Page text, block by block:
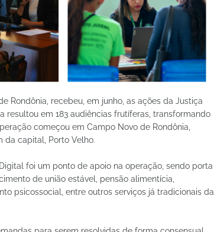
Rondônia, recebeu, em junho, as ações da Justiça
resultou em 183 audiências frutíferas, transformando
começou em Campo Novo de Rondônia,
da capital, Porto Velho.
foi um ponto de apoio na operação, sendo porta
de união estável, pensão alimentícia,
psicossocial, entre outros serviços já tradicionais da